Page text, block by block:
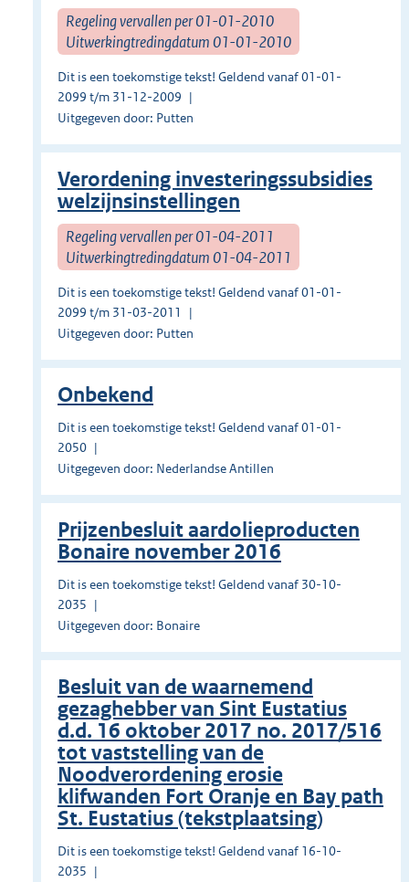
Regeling vervallen per 01-01-2010
Uitwerkingtredingdatum 01-01-2010
Dit is een toekomstige tekst! Geldend vanaf 01-01-
2099 t/m 31-12-2009
Uitgegeven door: Putten
Verordening investeringssubsidies
welzijnsinstellingen
Regeling vervallen per 01-04-2011
Uitwerkingtredingdatum 01-04-2011
Dit is een toekomstige tekst! Geldend vanaf 01-01-
2099 t/m 31-03-2011
Uitgegeven door: Putten
Onbekend
Dit is een toekomstige tekst! Geldend vanaf 01-01-
2050
Uitgegeven door: Nederlandse Antillen
Prĳzenbesluit aardolieproducten
Bonaire november 2016
Dit is een toekomstige tekst! Geldend vanaf 30-10-
2035
Uitgegeven door: Bonaire
Besluit van de waarnemend
gezaghebber van Sint Eustatius
d.d. 16 oktober 2017 no. 2017/516
tot vaststelling van de
Noodverordening erosie
klifwanden Fort Oranje en Bay path
St. Eustatius (tekstplaatsing)
Dit is een toekomstige tekst! Geldend vanaf 16-10-
2035